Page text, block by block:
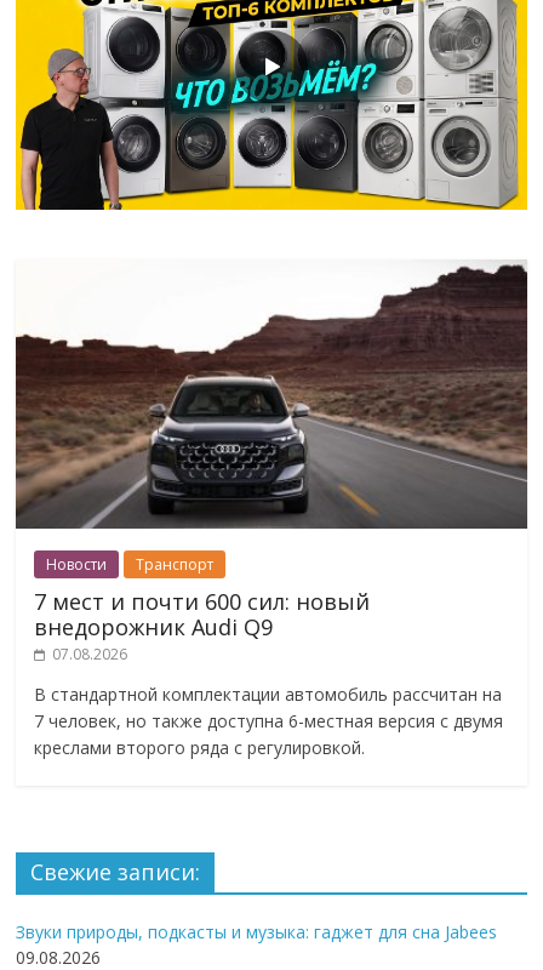
Новости Транспорт
7 мест и почти 600 сил: новый
внедорожник Audi Q9
07.08.2026
В стандартной комплектации автомобиль рассчитан на
7 человек, но также доступна 6-местная версия с двумя
креслами второго ряда с регулировкой.
Свежие записи:
Звуки природы, подкасты и музыка: гаджет для сна Jabees
09.08.2026